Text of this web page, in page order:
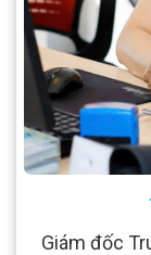
Giám đốc